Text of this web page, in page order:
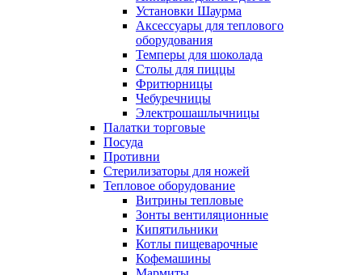
Установки Шаурма
Аксессуары для теплового
оборудования
Темперы для шоколада
Столы для пиццы
Фритюрницы
Чебуречницы
Электрошашлычницы
Палатки торговые
Посуда
Противни
Стерилизаторы для ножей
Тепловое оборудование
Витрины тепловые
Зонты вентиляционные
Кипятильники
Котлы пищеварочные
Кофемашины